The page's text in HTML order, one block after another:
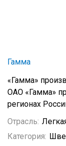
Гамма
«Гамма»
ОАО «Гамма»
регионах
Отрасль:
Категория: